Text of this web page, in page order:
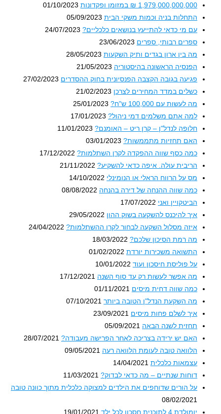
1,979,000,000,000 ₪ במזומן ופקדונות
01/10/2023
התחלות בניה וכמות משקי הבית 05/09/2023
עם מי כדאי להתייעץ בנושאים כלכליים? 24/07/2023
ספרים רבותי, ספרים 23/06/2023
מה בין ארון בגדים ותיק השקעות 28/05/2023
הפנסיה הראשונה בהיסטוריה 21/05/2023
פגיעה בגובה הקצבה הפנסיונית בחוק ההסדרים 27/02/2023
כשלים במדד המחירים לצרכן 21/02/2023
מה לעשות עם 100,000 ש"ח?
25/01/2023
למה אתם משלמים דמי ניהול? 17/01/2023
חלופה לנדל"ן – קרן ריט – האומנם? 11/01/2023
האם תחזיות מתממשות? 03/01/2023
כמה כסף שווה ההפקדה לקרן השתלמות? 17/12/2022
הריבית עולה. איפה כדאי להשקיע? 21/11/2022
מס על הרווח הראלי או הנומינלי 14/10/2022
כמה שווה ההנחה של דירה בהנחה 08/08/2022
הביטקויין ואני 17/07/2022
איך להיכנס להשקעה בשוק ההון 29/05/2022
איזה מסלול השקעה לבחור לקרן ההשתלמות? 24/04/2022
מה רמת הסיכון שלכם? 18/03/2022
התשואה משכירות יורדת 01/02/2022
על פוליסת חיסכון ועוד
10/01/2022
מה אפשר לעשות רק עד סוף השנה 17/12/2021
כמה שווה דחית מיסים 01/11/2021
מה השקעת הנדל"ן הטובה ביותר 07/10/2021
איך לשלם פחות מיסים 23/09/2021
תחזית לשנה הבאה 05/09/2021
האם יש ירידה בצריכה לאחר הפרישה מעבודה? 28/07/2021
הלוואה טובה לעומת הלוואה רעה 09/05/2021
עצמאות כלכלית 14/04/2021
דוחות שנתיים – מה כדאי לבדוק? 11/03/2021
על הורים שדוחפים את הילדים למצוקה כלכלית מתוך כוונה טובה
08/02/2021
יומולדת 4 לתוכנית חסכון לכל ילד
19/01/2021